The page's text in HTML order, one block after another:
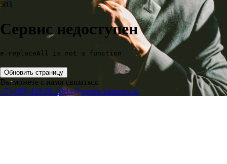
503
Сервис недоступен
e.replaceAll is not a function
Обновить страницу
Вы можете с нами связаться:
+7 (499) 418-00-40ebr@expert-business.ru